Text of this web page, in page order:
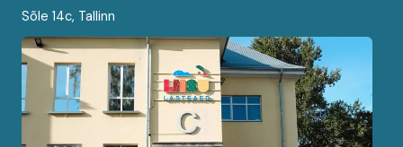
Sõle 14c, Tallinn